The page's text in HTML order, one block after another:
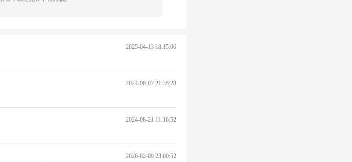
2025-04-13 18:15:06
2024-06-07 21:35:28
2024-08-21 11:16:52
2026-02-09 23:00:52